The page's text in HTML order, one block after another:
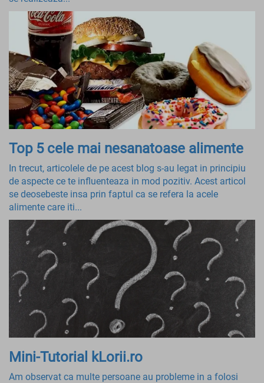
Top 5 cele mai nesanatoase alimente
In trecut, articolele de pe acest blog s-au legat in principiu
de aspecte ce te influenteaza in mod pozitiv. Acest articol
se deosebeste insa prin faptul ca se refera la acele
alimente care iti...
Mini-Tutorial kLorii.ro
Am observat ca multe persoane au probleme in a folosi